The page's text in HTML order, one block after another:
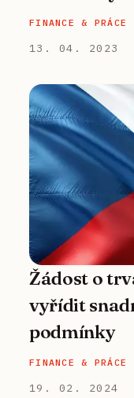
FINANCE & PRÁCE
13. 04. 2023
Žádost o
vyřídit
podmínky
FINANCE & PRÁCE
19. 02. 2024